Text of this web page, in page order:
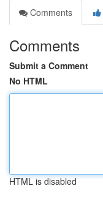
Comments
Comments
Submit a Comment
No HTML
HTML is disabled